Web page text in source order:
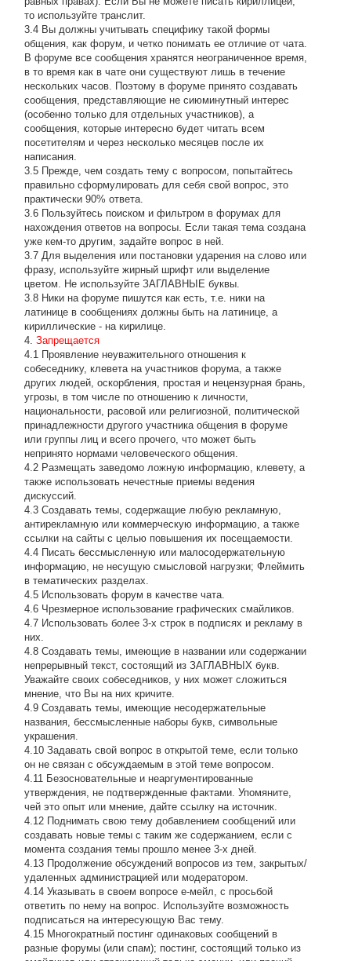
то используйте транслит.
3.4 Вы должны учитывать специфику такой формы
общения, как форум, и четко понимать ее отличие от чата.
В форуме все сообщения хранятся неограниченное время,
в то время как в чате они существуют лишь в течение
нескольких часов. Поэтому в форуме принято создавать
сообщения, представляющие не сиюминутный интерес
(особенно только для отдельных участников), а
сообщения, которые интересно будет читать всем
посетителям и через несколько месяцев после их
написания.
3.5 Прежде, чем создать тему с вопросом, попытайтесь
правильно сформулировать для себя свой вопрос, это
практически 90% ответа.
3.6 Пользуйтесь поиском и фильтром в форумах для
нахождения ответов на вопросы. Если такая тема создана
уже кем-то другим, задайте вопрос в ней.
3.7 Для выделения или постановки ударения на слово или
фразу, используйте жирный шрифт или выделение
цветом. Не используйте ЗАГЛАВНЫЕ буквы.
3.8 Ники на форуме пишутся как есть, т.е. ники на
латинице в сообщениях должны быть на латинице, а
кириллические - на кирилице.
4.Запрещается
4.1 Проявление неуважительного отношения к
собеседнику, клевета на участников форума, а также
других людей, оскорбления, простая и нецензурная брань,
угрозы, в том числе по отношению к личности,
национальности, расовой или религиозной, политической
принадлежности другого участника общения в форуме
или группы лиц и всего прочего, что может быть
непринято нормами человеческого общения.
4.2 Размещать заведомо ложную информацию, клевету, а
также использовать нечестные приемы ведения
дискуссий.
4.3 Создавать темы, содержащие любую рекламную,
антирекламную или коммерческую информацию, а также
ссылки на сайты с целью повышения их посещаемости.
4.4 Писать бессмысленнyю или малосодеpжательнyю
инфоpмацию, не несущую смысловой нагрузки; Флеймить
в тематических разделах.
4.5 Использовать форум в качестве чата.
4.6 Чрезмерное использование графических смайликов.
4.7 Использовать более 3-х строк в подписях и рекламу в
них.
4.8 Создавать темы, имеющие в названии или содержании
непрерывный текст, состоящий из ЗАГЛАВНЫХ букв.
Уважайте своих собеседников, у них может сложиться
мнение, что Вы на них кричите.
4.9 Создавать темы, имеющие несодержательные
названия, бессмысленные наборы букв, символьные
украшения.
4.10 Задавать свой вопрос в открытой теме, если только
он не связан с обсуждаемым в этой теме вопросом.
4.11 Безосновательные и неаргументированные
утверждения, не подтвержденные фактами. Упомяните,
чей это опыт или мнение, дайте ссылку на источник.
4.12 Поднимать свою тему добавлением сообщений или
создавать новые темы с таким же содержанием, если с
момента создания темы прошло менее 3-х дней.
4.13 Продолжение обсyждений вопросов из тем, закpытых/
удаленных администрацией или модератором.
4.14 Указывать в своем вопросе е-мейл, с просьбой
ответить по нему на вопрос. Используйте возможность
подписаться на интересующую Вас тему.
4.15 Многократный постинг одинаковых сообщений в
разные форумы (или спам); постинг, состоящий только из